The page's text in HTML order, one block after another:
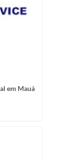
em Mauá